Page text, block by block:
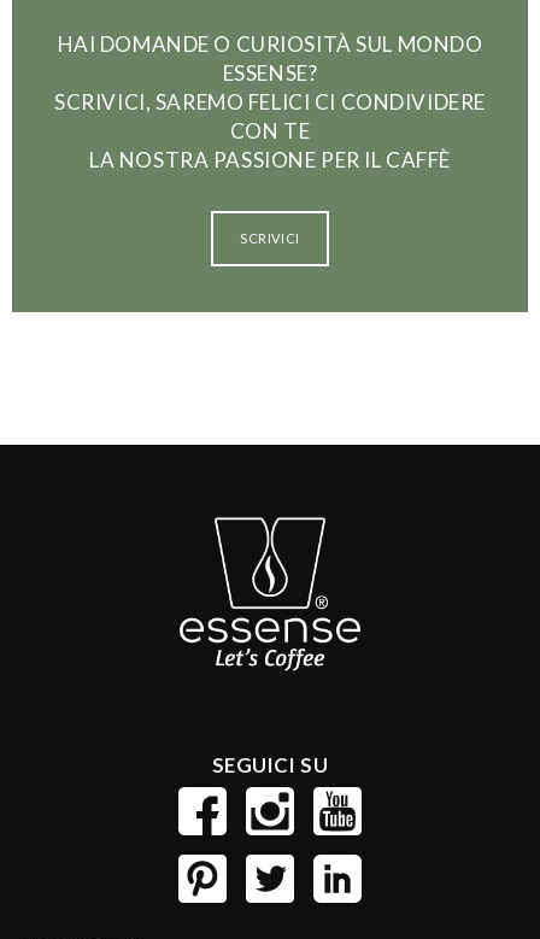
HAI DOMANDE O CURIOSITÀ SUL MONDO
ESSENSE?
SCRIVICI, SAREMO FELICI CI CONDIVIDERE
CON TE
LA NOSTRA PASSIONE PER IL CAFFÈ
SCRIVICI
SEGUICI SU